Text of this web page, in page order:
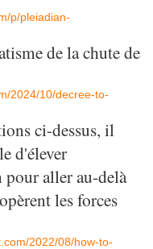
p/pleiadian-
de la chute de
2024/10/decree-to-
ci-dessus, il
d'élever
aller au-delà
les forces
2022/08/how-to-